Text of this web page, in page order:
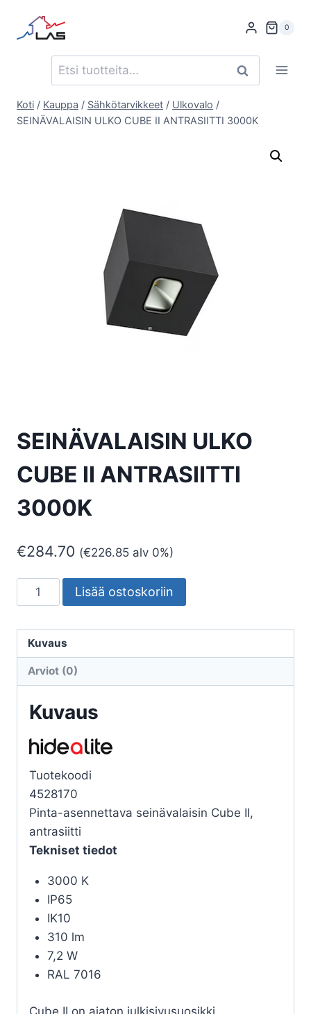
sisältöön
0
Etsi: Haku
Koti / Kauppa / Sähkötarvikkeet / Ulkovalo /
SEINÄVALAISIN ULKO CUBE II ANTRASIITTI 3000K
SEINÄVALAISIN ULKO
CUBE II ANTRASIITTI
3000K
€284.70 (€226.85 alv 0%)
SEINÄVALAISIN
ULKO
ANTRASIITTI
Lisää ostoskoriin
Kuvaus
Arviot (0)
Kuvaus
Tuotekoodi
4528170
Pinta-asennettava seinävalaisin Cube II,
antrasiitti
Tekniset tiedot
3000 K
IP65
IK10
310 lm
7,2 W
RAL 7016
Cube II on ajaton julkisivusuosikki